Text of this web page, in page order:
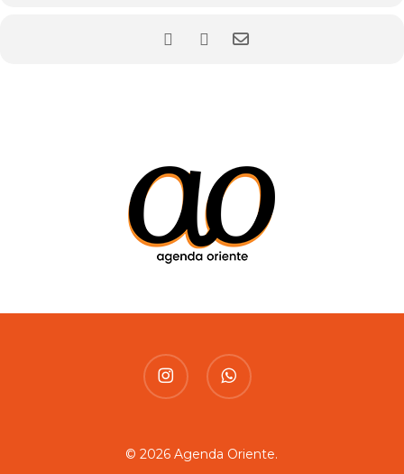
instagram whatsapp
© 2026 Agenda Oriente.